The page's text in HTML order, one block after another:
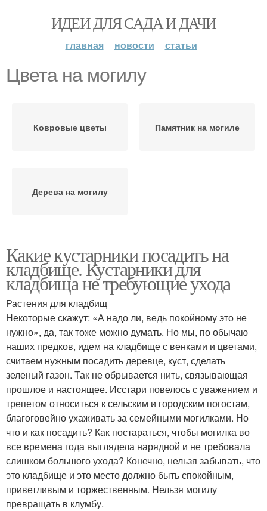
ИДЕИ ДЛЯ САДА И ДАЧИ
главная новости статьи
Цвета на могилу
Ковровые цветы Памятник на могиле
Дерева на могилу
Какие кустарники посадить на
кладбище. Кустарники для
кладбища не требующие ухода
Растения для кладбищ
Некоторые скажут: «А надо ли, ведь покойному это не
нужно», да, так тоже можно думать. Но мы, по обычаю
наших предков, идем на кладбище с венками и цветами,
считаем нужным посадить деревце, куст, сделать
зеленый газон. Так не обрывается нить, связывающая
прошлое и настоящее. Исстари повелось с уважением и
трепетом относиться к сельским и городским погостам,
благоговейно ухаживать за семейными могилками. Но
что и как посадить? Как постараться, чтобы могилка во
все времена года выглядела нарядной и не требовала
слишком большого ухода? Конечно, нельзя забывать, что
это кладбище и это место должно быть спокойным,
приветливым и торжественным. Нельзя могилу
превращать в клумбу.